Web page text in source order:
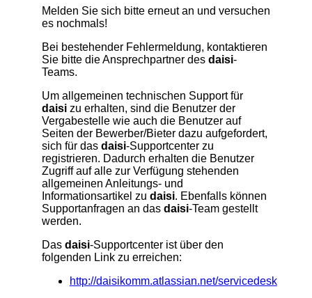
Melden Sie sich bitte erneut an und versuchen
es nochmals!
Bei bestehender Fehlermeldung, kontaktieren
Sie bitte die Ansprechpartner des daisi-
Teams.
Um allgemeinen technischen Support für
daisizu erhalten, sind die Benutzer der
Vergabestelle wie auch die Benutzer auf
Seiten der Bewerber/Bieter dazu aufgefordert,
sich für das daisi-Supportcenter zu
registrieren. Dadurch erhalten die Benutzer
Zugriff auf alle zur Verfügung stehenden
allgemeinen Anleitungs- und
Informationsartikel zu daisi. Ebenfalls können
Supportanfragen an das daisi-Team gestellt
werden.
Das daisi-Supportcenter ist über den
folgenden Link zu erreichen:
http://daisikomm.atlassian.net/servicedesk